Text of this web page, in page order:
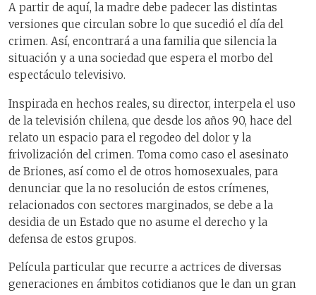
A partir de aquí, la madre debe padecer las distintas
versiones que circulan sobre lo que sucedió el día del
crimen. Así, encontrará a una familia que silencia la
situación y a una sociedad que espera el morbo del
espectáculo televisivo.
Inspirada en hechos reales, su director, interpela el uso
de la televisión chilena, que desde los años 90, hace del
relato un espacio para el regodeo del dolor y la
frivolización del crimen. Toma como caso el asesinato
de Briones, así como el de otros homosexuales, para
denunciar que la no resolución de estos crímenes,
relacionados con sectores marginados, se debe a la
desidia de un Estado que no asume el derecho y la
defensa de estos grupos.
Película particular que recurre a actrices de diversas
generaciones en ámbitos cotidianos que le dan un gran